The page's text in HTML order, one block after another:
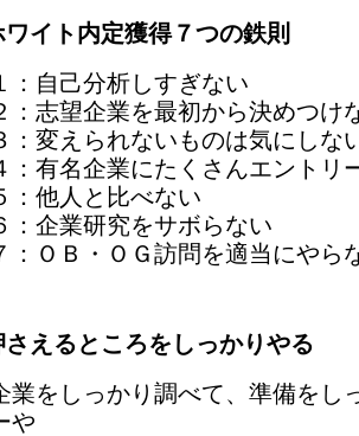
ワイト内定獲得７つの鉄則
自己分析しすぎない
志望企業を最初から決めつけ
変えられないものは気にしな
有名企業にたくさんエントリ
他人と比べない
企業研究をサボらない
ＯＢ・ＯＧ訪問を適当にやら
さえるところをしっかりやる
をしっかり調べて、準備をし
や